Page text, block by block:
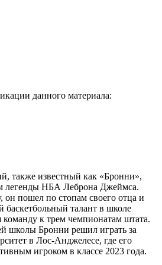
данного материала:
также известный как «Бронни»,
легенды НБА Леброна Джеймса.
он пошел по стопам своего отца и
баскетбольный талант в школе
к трем чемпионатам штата.
школы Бронни решил играть за
в Лос-Анджелесе, где его
игроком в классе 2023 года.